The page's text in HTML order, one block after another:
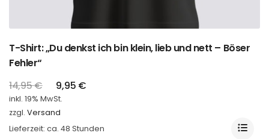
T-Shirt: „Du denkst ich bin klein, lieb und nett – Böser
Fehler“
14,95€ 9,95 €
inkl. 19% MwSt.
zzgl. Versand
Lieferzeit: ca. 48 Stunden